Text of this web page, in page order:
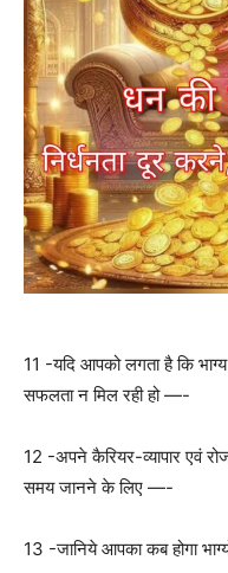
11 -यदि आपको लगता है कि
सफलता न मिल रही हो —-
12 -अपने कैरियर-व्यापार एवं
समय जानने के लिए —-
13 -जानिये आपका कब होगा